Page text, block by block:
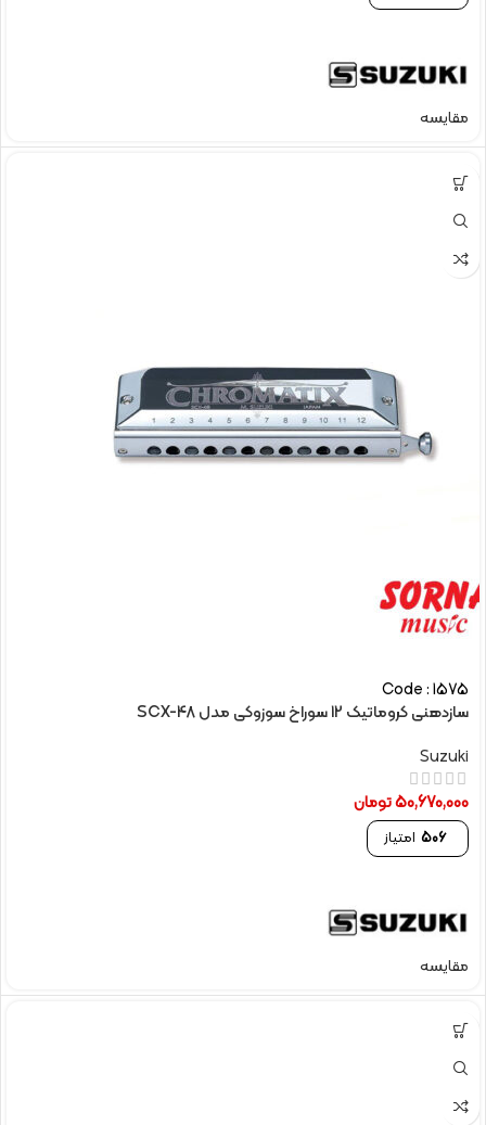
مقایسه
Code : 1575
سازدهنی کروماتیک 12 سوراخ سوزوکی مدل SCX-48
Suzuki
50,670,000تومان
506 امتیاز
مقایسه